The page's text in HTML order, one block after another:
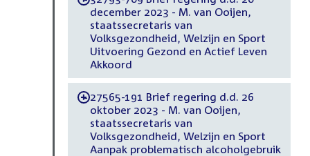
december 2023 - M. van Ooijen,
staatssecretaris van
Volksgezondheid, Welzijn en Sport
Uitvoering Gezond en Actief Leven
Akkoord
-27565-191 Brief regering d.d. 26
oktober 2023 - M. van Ooijen,
staatssecretaris van
Volksgezondheid, Welzijn en Sport
Aanpak problematisch alcoholgebruik